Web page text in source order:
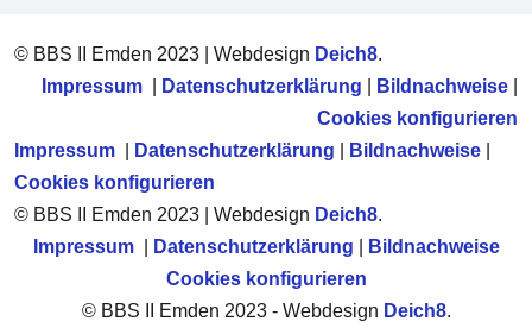
© BBS II Emden 2023 | Webdesign Deich8.
Impressum
Datenschutzerklärung Bildnachweise
Cookies konfigurieren
Impressum
Datenschutzerklärung Bildnachweise
Cookies konfigurieren
© BBS II Emden 2023 | Webdesign Deich8.
Impressum
Datenschutzerklärung
Bildnachweise
Cookies konfigurieren
© BBS II Emden 2023 - Webdesign Deich8.